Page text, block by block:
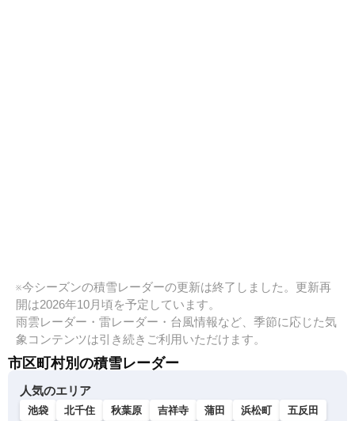
※今シーズンの積雪レーダーの更新は終了しました。更新再
開は2026年10月頃を予定しています。
雨雲レーダー・雷レーダー・台風情報など、季節に応じた気
象コンテンツは引き続きご利用いただけます。
市区町村別の積雪レーダー
人気のエリア
池袋 北千住 秋葉原 吉祥寺 蒲田 浜松町
五反田